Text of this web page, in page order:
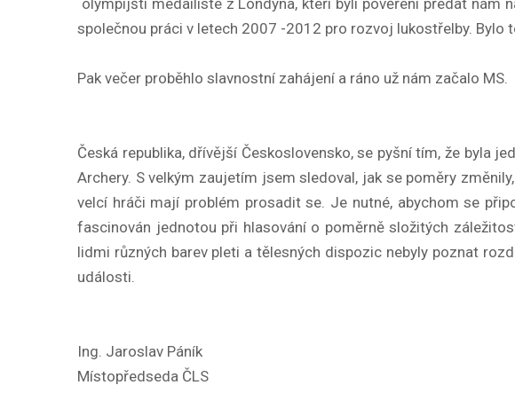
společnou práci v letech 2007 -2012 pro rozvoj lukostřelby. Bylo
Pak večer proběhlo slavnostní zahájení a ráno už nám začalo MS.
Česká republika, dřívější Československo, se pyšní tím, že byla
Archery. S velkým zaujetím jsem sledoval, jak se poměry
velcí hráči mají problém prosadit se. Je nutné, abychom se
fascinován jednotou při hlasování o poměrně složitých
lidmi různých barev pleti a tělesných dispozic nebyly poznat
události.
Ing. Jaroslav Páník
Místopředseda ČLS